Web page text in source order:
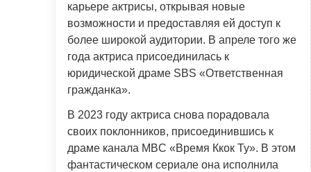
карьере актрисы, открывая новые
возможности и предоставляя ей доступ к
более широкой аудитории. В апреле того же
года актриса присоединилась к
юридической драме SBS «Ответственная
гражданка».
В 2023 году актриса снова порадовала
своих поклонников, присоединившись к
драме канала MBC «Время Ккок Ту». В этом
фантастическом сериале она исполнила